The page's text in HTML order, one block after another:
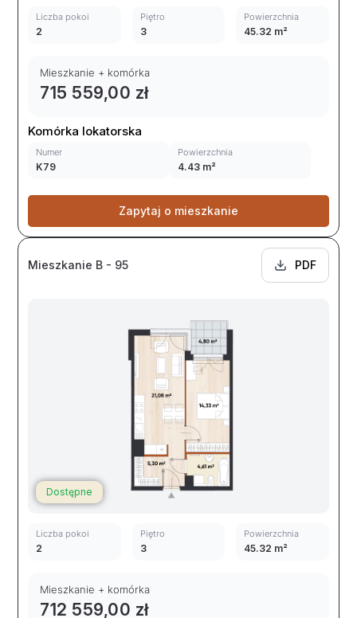
Liczba pokoi
2
Piętro
3
Powierzchnia
45.32 m²
Mieszkanie + komórka
715 559,00 zł
Komórka lokatorska
Numer
K79
Powierzchnia
4.43 m²
Zapytaj o mieszkanie
Mieszkanie B - 95 PDF
Dostępne
Liczba pokoi
2
Piętro
3
Powierzchnia
45.32 m²
Mieszkanie + komórka
712 559,00 zł